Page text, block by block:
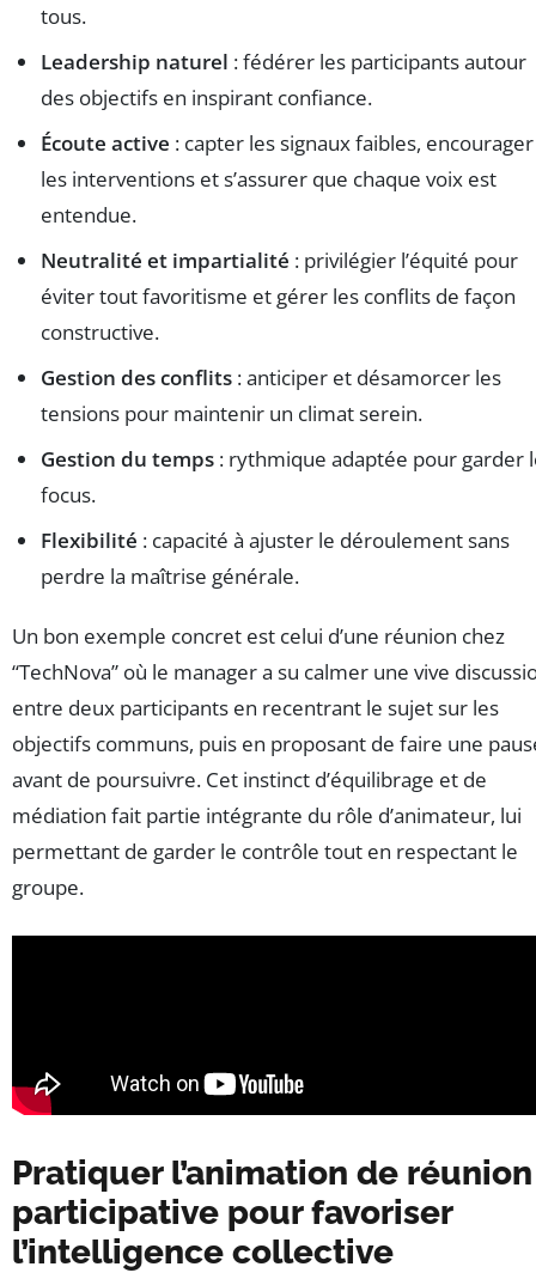
tous.
Leadership naturel : fédérer les participants autour
des objectifs en inspirant confiance.
Écoute active : capter les signaux faibles, encourager
les interventions et s’assurer que chaque voix est
entendue.
Neutralité et impartialité : privilégier l’équité pour
éviter tout favoritisme et gérer les conflits de façon
constructive.
Gestion des conflits : anticiper et désamorcer les
tensions pour maintenir un climat serein.
Gestion du temps : rythmique adaptée pour garder
focus.
Flexibilité : capacité à ajuster le déroulement sans
perdre la maîtrise générale.
Un bon exemple concret est celui d’une réunion chez
“TechNova” où le manager a su calmer une vive
entre deux participants en recentrant le sujet sur les
objectifs communs, puis en proposant de faire une
avant de poursuivre. Cet instinct d’équilibrage et de
médiation fait partie intégrante du rôle d’animateur, lui
permettant de garder le contrôle tout en respectant le
groupe.
Pratiquer l’animation de réunion
participative pour favoriser
l’intelligence collective